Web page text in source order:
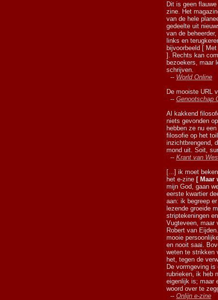
Dit is geen
zine. Het
van de hele
gedeelte uit
van de
links en
bijvoorbeeld [
]. Rechts kan
bezoekers, maar
schrijven.
-- World Online
De mooiste URL
-- Genootschap
Al kakkend
niets gevonden
hebben ze nu
filosofie op het
inzichtbrengend,
mond uit. Soit,
-- Krant van
[...] ik moet
het e-zine [ Maar
mijn God, gaan
eerste kwartier
aan: ik begreep
lezende groeide
striptekeningen
Vugteveen, maar
Robert van
mooie
en nooit saai.
weten te strikken
het, tegen de
De vormgeving
rubrieken, ik heb
eigenlijk is; maar
woord over te
-- Onlijn e-zine